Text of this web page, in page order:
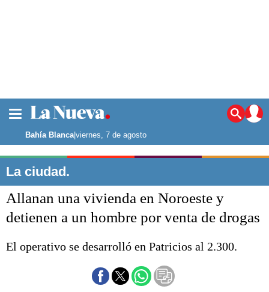
Noticias
La ciudad
Punta Alta
El mundo
Opinión
Deportes
Escenario Olímpico
Básquetbol
Bahía Blanca|viernes, 7 de agosto
La ciudad.
Allanan una vivienda en Noroeste y
detienen a un hombre por venta de drogas
El operativo se desarrolló en Patricios al 2.300.